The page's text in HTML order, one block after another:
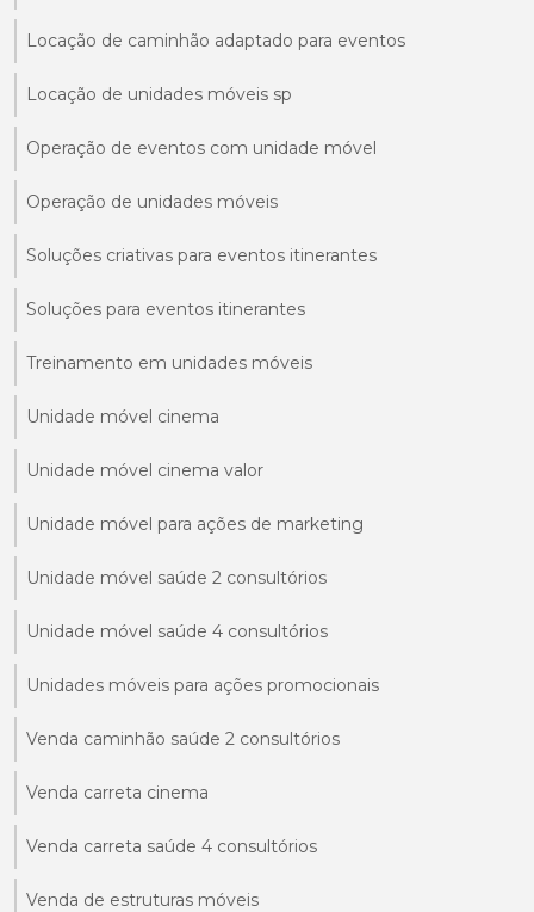
Locação de caminhão adaptado para eventos
Locação de unidades móveis sp
Operação de eventos com unidade móvel
Operação de unidades móveis
Soluções criativas para eventos itinerantes
Soluções para eventos itinerantes
Treinamento em unidades móveis
Unidade móvel cinema
Unidade móvel cinema valor
Unidade móvel para ações de marketing
Unidade móvel saúde 2 consultórios
Unidade móvel saúde 4 consultórios
Unidades móveis para ações promocionais
Venda caminhão saúde 2 consultórios
Venda carreta cinema
Venda carreta saúde 4 consultórios
Venda de estruturas móveis